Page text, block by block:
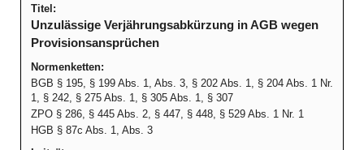
Titel:
Unzulässige Verjährungsabkürzung in AGB wegen
Provisionsansprüchen
Normenketten:
BGB § 195, § 199 Abs. 1, Abs. 3, § 202 Abs. 1, § 204 Abs. 1 Nr.
1, § 242, § 275 Abs. 1, § 305 Abs. 1, § 307
ZPO § 286, § 445 Abs. 2, § 447, § 448, § 529 Abs. 1 Nr. 1
HGB § 87c Abs. 1, Abs. 3